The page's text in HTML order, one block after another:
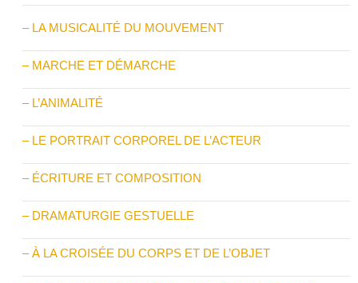
– LA MUSICALITÉ DU MOUVEMENT
– MARCHE ET DÉMARCHE
– L’ANIMALITÉ
– LE PORTRAIT CORPOREL DE L’ACTEUR
– ÉCRITURE ET COMPOSITION
– DRAMATURGIE GESTUELLE
– À LA CROISÉE DU CORPS ET DE L’OBJET